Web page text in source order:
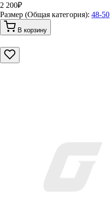
2 200₽
Размер (Общая категория): 48-50
В корзину